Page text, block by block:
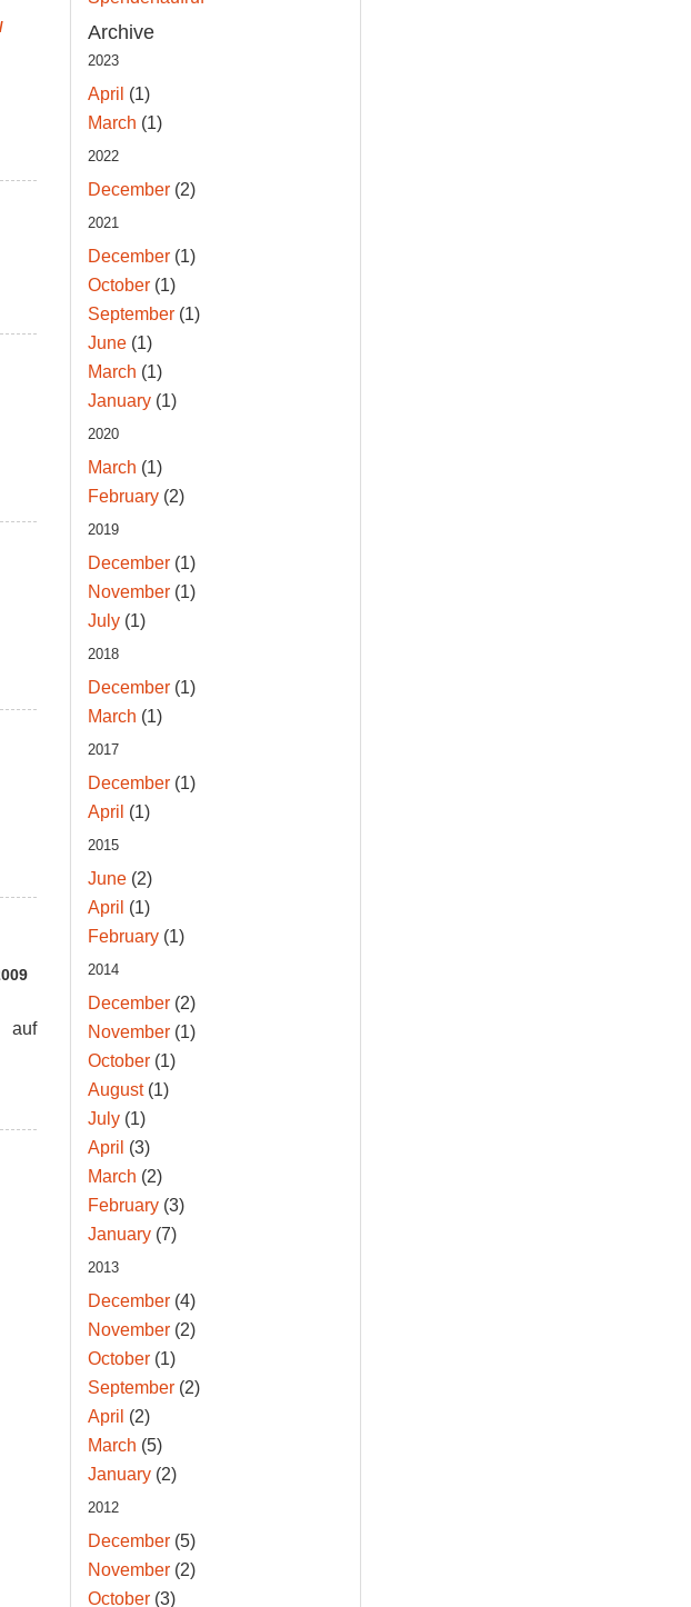
auf
Archive
2023
April (1)
March (1)
2022
December(2)
2021
December(1)
October(1)
September(1)
June(1)
March (1)
January(1)
2020
March (1)
February(2)
2019
December(1)
November(1)
July(1)
2018
December(1)
March (1)
2017
December(1)
April (1)
2015
June(2)
April (1)
February(1)
2014
December(2)
November(1)
October(1)
August(1)
July(1)
April (3)
March (2)
February(3)
January(7)
2013
December(4)
November(2)
October(1)
September(2)
April (2)
March (5)
January(2)
2012
December(5)
November(2)
October(3)